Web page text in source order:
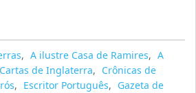
, A ilustre Casa de Ramires, A
Cartas de Inglaterra, Crônicas de
, Escritor Português, Gazeta de